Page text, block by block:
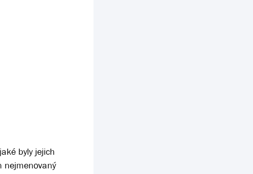
byly jejich
nejmenovaný